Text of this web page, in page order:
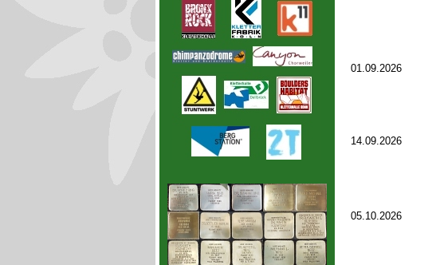
01.09.2026
14.09.2026
05.10.2026